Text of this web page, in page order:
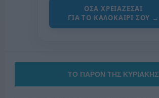
ΟΣΑ ΧΡΕΙΑΖΕΣΑΙ
ΓΙΑ ΤΟ ΚΑΛΟΚΑΙΡΙ ΣΟΥ →
ΤΟ ΠΑΡΟΝ ΤΗΣ ΚΥΡΙΑΚΗΣ